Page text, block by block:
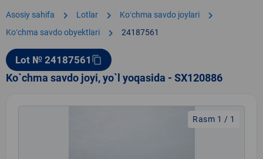
Asosiy sahifa chevron_right Lotlar chevron_right Koʻchma savdo joylari chevron_right
Koʻchma savdo obyektlari chevron_right 24187561
Lot № 24187561 content_copy
Ko`chma savdo joyi, yo`l yoqasida - SX120886
Rasm 1 / 1